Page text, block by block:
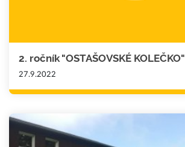
2. ročník "OSTAŠOVSKÉ KOLEČKO"
27.9.2022